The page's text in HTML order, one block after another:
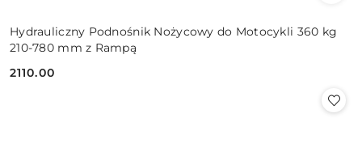
Hydrauliczny Podnośnik Nożycowy do Motocykli 360 kg
210-780 mm z Rampą
Cena:
2110.00